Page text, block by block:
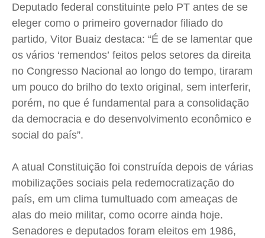
Quem Somos
Expediente
Termos de Uso
Privacidade
Quem Somos
Expediente
Termos de Uso
Privacidade
Quem Somos
Expediente
Termos de Uso
Privacidade
Quem Somos
Expediente
Termos de Uso
Privacidade
Deputado federal constituinte pelo PT antes de se
eleger como o primeiro governador filiado do
partido, Vitor Buaiz destaca: “É de se lamentar que
os vários ‘remendos’ feitos pelos setores da direita
no Congresso Nacional ao longo do tempo, tiraram
um pouco do brilho do texto original, sem interferir,
porém, no que é fundamental para a consolidação
da democracia e do desenvolvimento econômico e
social do país”.
A atual Constituição foi construída depois de várias
mobilizações sociais pela redemocratização do
país, em um clima tumultuado com ameaças de
alas do meio militar, como ocorre ainda hoje.
Senadores e deputados foram eleitos em 1986,